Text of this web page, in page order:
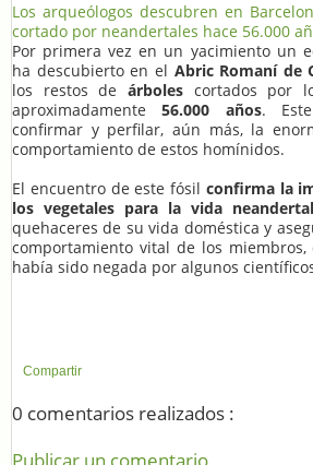
Los arqueólogos descubren en
cortado por neandertales hace 56.000
Por primera vez en un yacimiento un
ha descubierto en el Abric Romaní de
los restos de árboles cortados por
aproximadamente56.000 años.
confirmar y perfilar, aún más, la
comportamiento de estos homínidos.
El encuentro de este fósil confirma la
los vegetales para la vida
quehaceres de su vida doméstica y
comportamiento vital de los miembros,
había sido negada por algunos
Compartir
0 comentarios realizados :
Publicar un comentario